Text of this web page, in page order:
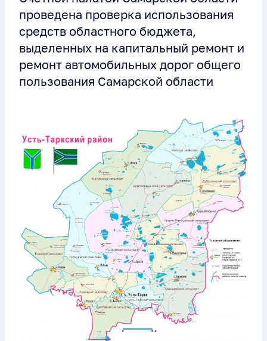
проведена проверка использования
средств областного бюджета,
выделенных на капитальный ремонт и
ремонт автомобильных дорог общего
пользования Самарской области